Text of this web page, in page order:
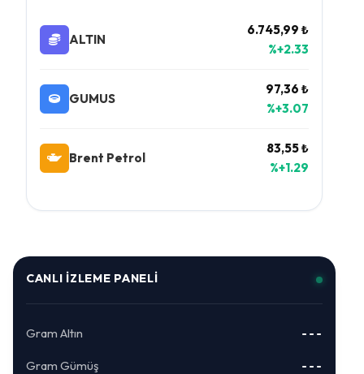
ALTIN
6.745,99 ₺
%+2.33
GUMUS
97,36 ₺
%+3.07
Brent Petrol
83,55 ₺
%+1.29
CANLI İZLEME PANELI
Gram Altın ---
Gram Gümüş ---